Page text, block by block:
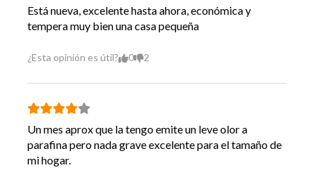
Está nueva, excelente hasta ahora, económica y
tempera muy bien una casa pequeña
¿Esta opinión es útil? 0 2
Un mes aprox que la tengo emite un leve olor a
parafina pero nada grave excelente para el tamaño de
mi hogar.